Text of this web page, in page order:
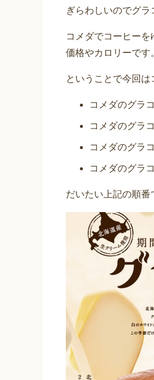
ぎらわしいのでグラ
コメダでコーヒー
価格やカロリーです
ということで今回は
コメダのグラ
コメダのグラ
コメダのグラ
コメダのグラ
だいたい上記の順番